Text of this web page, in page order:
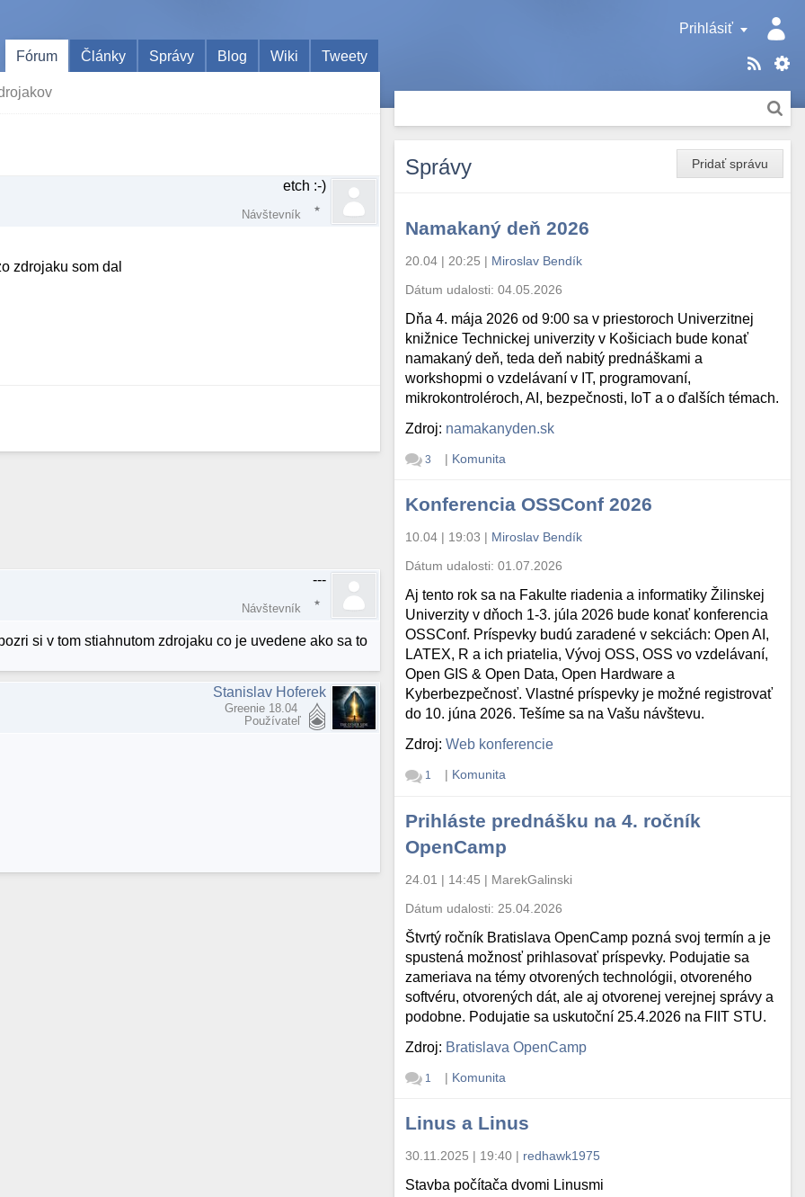
Prihlásiť
Fórum
Články Správy Blog Wiki Tweety
etch :-)
Návštevník
zdrojaku som dal
---
Návštevník
si v tom stiahnutom zdrojaku co je uvedene ako sa to
Stanislav Hoferek
Greenie 18.04
Používateľ
Pridať správu
Správy
Namakaný deň 2026
20.04 | 20:25 | Miroslav Bendík
Dátum udalosti:04.05.2026
Dňa 4. mája 2026 od 9:00 sa v priestoroch Univerzitnej
knižnice Technickej univerzity v Košiciach bude konať
namakaný deň, teda deň nabitý prednáškami a
workshopmi o vzdelávaní v IT, programovaní,
mikrokontroléroch, AI, bezpečnosti, IoT a o ďalších témach.
Zdroj: namakanyden.sk
3 | Komunita
Konferencia OSSConf 2026
10.04 | 19:03 | Miroslav Bendík
Dátum udalosti:01.07.2026
Aj tento rok sa na Fakulte riadenia a informatiky Žilinskej
Univerzity v dňoch 1-3. júla 2026 bude konať konferencia
OSSConf. Príspevky budú zaradené v sekciách: Open AI,
LATEX, R a ich priatelia, Vývoj OSS, OSS vo vzdelávaní,
Open GIS & Open Data, Open Hardware a
Kyberbezpečnosť. Vlastné príspevky je možné registrovať
do 10. júna 2026. Tešíme sa na Vašu návštevu.
Zdroj:Web konferencie
1 | Komunita
Prihláste prednášku na 4. ročník
OpenCamp
24.01 | 14:45 | MarekGalinski
Dátum udalosti: 25.04.2026
Štvrtý ročník Bratislava OpenCamp pozná svoj termín a je
spustená možnosť prihlasovať príspevky. Podujatie sa
zameriava na témy otvorených technológii, otvoreného
softvéru, otvorených dát, ale aj otvorenej verejnej správy a
podobne. Podujatie sa uskutoční 25.4.2026 na FIIT STU.
Zdroj: Bratislava OpenCamp
1 | Komunita
Linus a Linus
30.11.2025 | 19:40 | redhawk1975
Stavba počítača dvomi Linusmi